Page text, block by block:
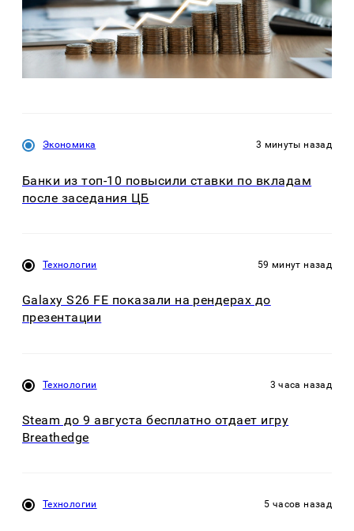
Экономика 3 минуты назад
Банки из топ-10 повысили ставки по вкладам
после заседания ЦБ
Технологии 59 минут назад
Galaxy S26 FE показали на рендерах до
презентации
Технологии 3 часа назад
Steam до 9 августа бесплатно отдает игру
Breathedge
Технологии 5 часов назад